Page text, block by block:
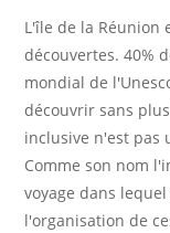
L'île de la Réunion
découvertes. 40%
mondial de
découvrir sans
inclusive n'est pas
Comme son nom
voyage dans
l'organisation de